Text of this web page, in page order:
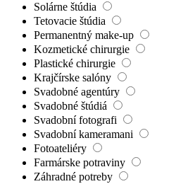
Solárne štúdia
Tetovacie štúdia
Permanentný make-up
Kozmetické chirurgie
Plastické chirurgie
Krajčírske salóny
Svadobné agentúry
Svadobné štúdiá
Svadobní fotografi
Svadobní kameramani
Fotoateliéry
Farmárske potraviny
Záhradné potreby